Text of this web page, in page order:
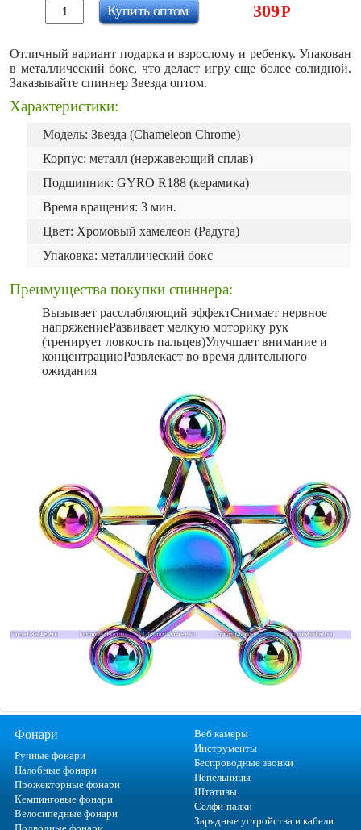
309Р
Купить оптом
Отличный вариант подарка и взрослому и ребенку. Упакован
в металлический бокс, что делает игру еще более солидной.
Заказывайте спиннер Звезда оптом.
Характеристики:
Модель: Звезда (Chameleon Chrome)
Корпус: металл (нержавеющий сплав)
Подшипник: GYRO R188 (керамика)
Время вращения: 3 мин.
Цвет: Хромовый хамелеон (Радуга)
Упаковка: металлический бокс
Преимущества покупки спиннера:
Вызывает расслабляющий эффектСнимает нервное
напряжениеРазвивает мелкую моторику рук
(тренирует ловкость пальцев)Улучшает внимание и
концентрациюРазвлекает во время длительного
ожидания
Фонари
Ручные фонари
Налобные фонари
Прожекторные фонари
Кемпинговые фонари
Велосипедные фонари
Веб камеры
Инструменты
Беспроводные звонки
Пепельницы
Штативы
Селфи-палки
Зарядные устройства и кабели